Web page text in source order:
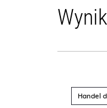
Handel